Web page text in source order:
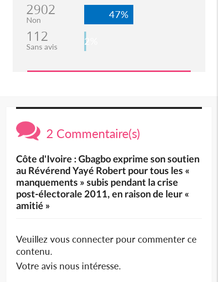
2902
Non 47%
112
Sans avis 2%
2 Commentaire(s)
Côte d'Ivoire : Gbagbo exprime son soutien
au Révérend Yayé Robert pour tous les «
manquements » subis pendant la crise
post-électorale 2011, en raison de leur «
amitié »
Veuillez vous connecter pour commenter ce
contenu.
Votre avis nous intéresse.